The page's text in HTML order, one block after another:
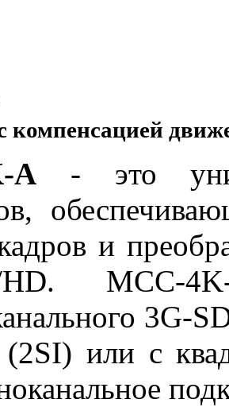
компенсацией
A - это
и
HD. MCC-
3G-
или с